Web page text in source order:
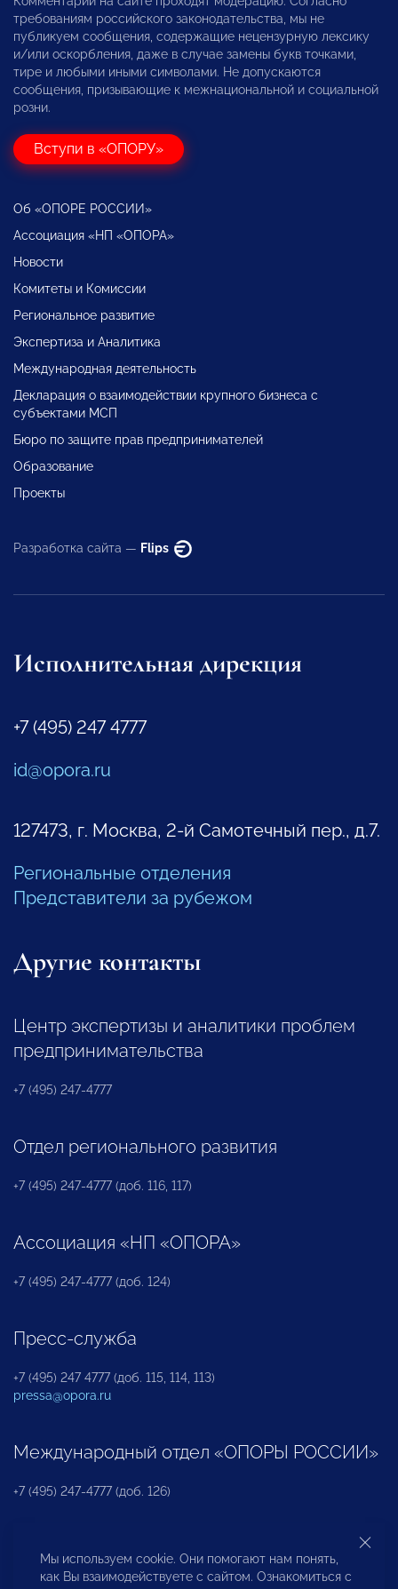
требованиям российского законодательства, мы не
публикуем сообщения, содержащие нецензурную лексику
и/или оскорбления, даже в случае замены букв точками,
тире и любыми иными символами. Не допускаются
сообщения, призывающие к межнациональной и социальной
розни.
Вступи в «ОПОРУ»
Об «ОПОРЕ РОССИИ»
Ассоциация «НП «ОПОРА»
Новости
Комитеты и Комиссии
Региональное развитие
Экспертиза и Аналитика
Международная деятельность
Декларация о взаимодействии крупного бизнеса с
субъектами МСП
Бюро по защите прав предпринимателей
Образование
Проекты
Разработка сайта — Flips
Исполнительная дирекция
+7 (495) 247 4777
id@opora.ru
127473, г. Москва, 2-й Самотечный пер., д.7.
Региональные отделения
Представители за рубежом
Другие контакты
Центр экспертизы и аналитики проблем
предпринимательства
+7 (495) 247-4777
Отдел регионального развития
+7 (495) 247-4777 (доб. 116, 117)
Ассоциация «НП «ОПОРА»
+7 (495) 247-4777 (доб. 124)
Пресс-служба
+7 (495) 247 4777 (доб. 115, 114, 113)
pressa@opora.ru
Международный отдел «ОПОРЫ РОССИИ»
+7 (495) 247-4777 (доб. 126)
Бюро по защите прав предпринимателей и
инвесторов
Мы используем cookie. Они помогают нам понять,
как Вы взаимодействуете с сайтом. Ознакомиться с